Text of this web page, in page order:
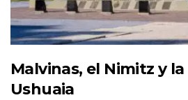
Malvinas, el Nimitz y
Ushuaia